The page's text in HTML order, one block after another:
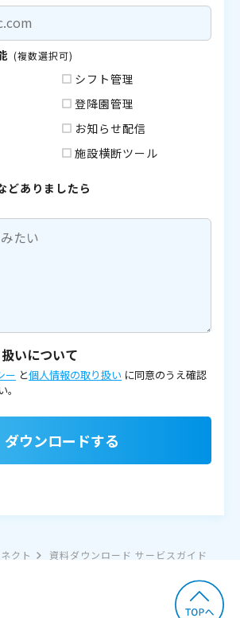
(複数選択可)
シフト管理
登降園管理
お知らせ配信
施設横断ツール
どありましたら
いについて
ー と個人情報の取り扱い に同意のうえ確認
ダウンロードする
クト 資料ダウンロード サービスガイド